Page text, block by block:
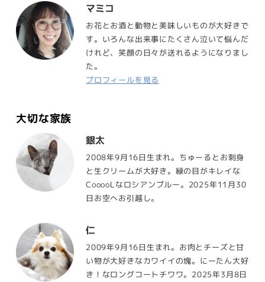
マミコ
お花とお酒と動物と美味しいものが大好きで
す。いろんな出来事にたくさん泣いて悩んだ
けれど、笑顔の日々が送れるようになりまし
た。
プロフィールを見る
大切な家族
銀太
2008年9月16日生まれ。ちゅーるとお刺身
と生クリームが大好き。緑の目がキレイな
CooooLなロシアンブルー。2025年11月30
日お空へお引越し。
仁
2009年9月16日生まれ。お肉とチーズと甘
い物が大好きなカワイイの塊。にーたん大好
き！なロングコートチワワ。2025年3月8日